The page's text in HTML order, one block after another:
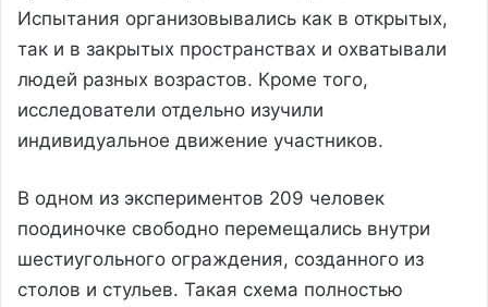
Испытания организовывались как в открытых,
так и в закрытых пространствах и охватывали
людей разных возрастов. Кроме того,
исследователи отдельно изучили
индивидуальное движение участников.
В одном из экспериментов 209 человек
поодиночке свободно перемещались внутри
шестиугольного ограждения, созданного из
столов и стульев. Такая схема полностью